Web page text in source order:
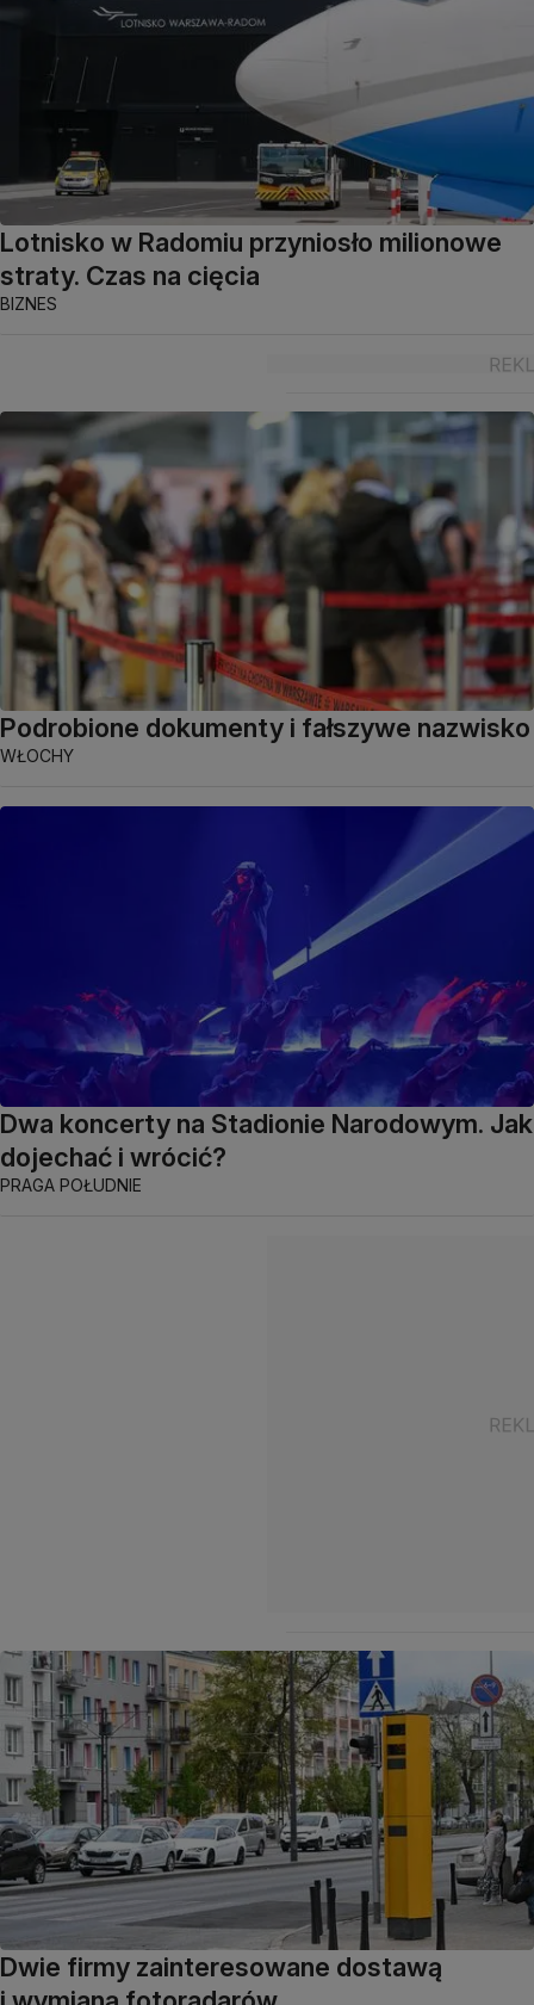
Lotnisko w Radomiu przyniosło milionowe
straty. Czas na cięcia
BIZNES
Podrobione dokumenty i fałszywe nazwisko
WŁOCHY
Dwa koncerty na Stadionie Narodowym. Jak
dojechać i wrócić?
PRAGA POŁUDNIE
Dwie firmy zainteresowane dostawą